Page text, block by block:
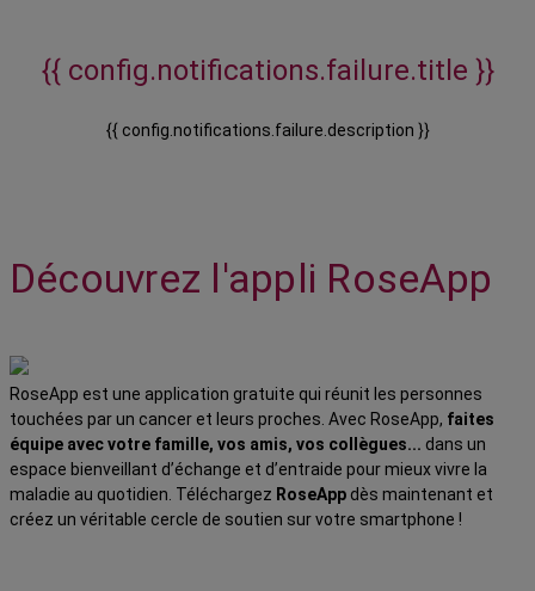
{{ config.notifications.failure.title }}
{{ config.notifications.failure.description }}
Découvrez l'appli RoseApp
RoseApp est une application gratuite qui réunit les personnes
touchées par un cancer et leurs proches. Avec RoseApp, faites
équipe avec votre famille, vos amis, vos collègues... dans un
espace bienveillant d’échange et d’entraide pour mieux vivre la
maladie au quotidien. Téléchargez RoseApp dès maintenant et
créez un véritable cercle de soutien sur votre smartphone !